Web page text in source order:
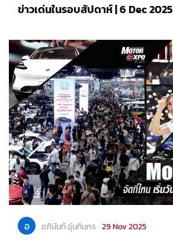
ข่าวเด่นในรอบสัปดาห์ | 6 Dec 2025
อ อภินันท์ อุ่นทินกร 29 Nov 2025